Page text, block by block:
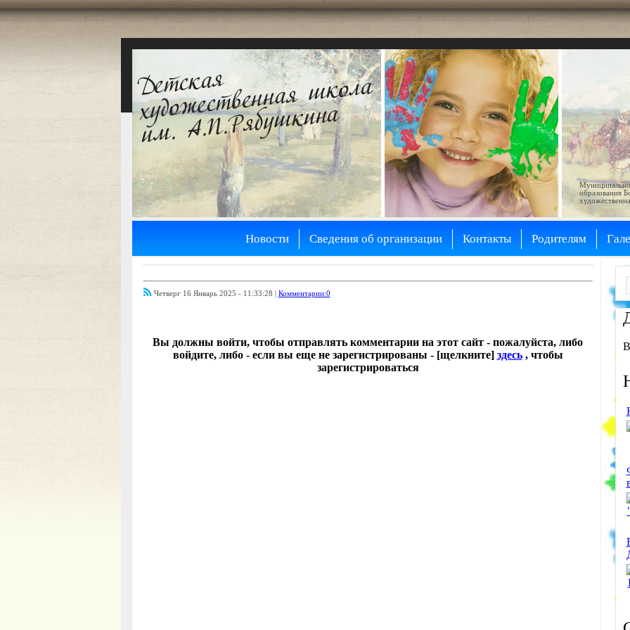
образования
Новости Сведения об организации Контакты Родителям
Четверг 16 Январь 2025 - 11:33:28 | Комментарии:0
Вы должны войти, чтобы отправлять комментарии на этот сайт - пожалуйста, либо
войдите, либо - если вы еще не зарегистрированы - [щелкните] здесь, чтобы
зарегистрироваться